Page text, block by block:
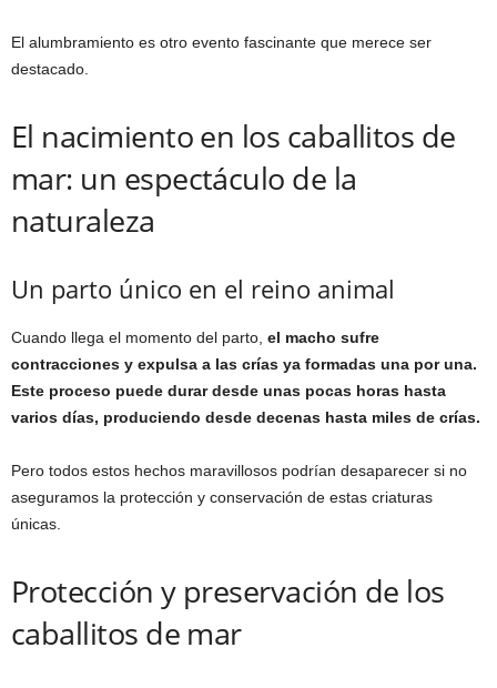
El alumbramiento es otro evento fascinante que merece ser
destacado.
El nacimiento en los caballitos de
mar: un espectáculo de la
naturaleza
Un parto único en el reino animal
Cuando llega el momento del parto, el macho sufre
contracciones y expulsa a las crías ya formadas una por una.
Este proceso puede durar desde unas pocas horas hasta
varios días, produciendo desde decenas hasta miles de crías.
Pero todos estos hechos maravillosos podrían desaparecer si no
aseguramos la protección y conservación de estas criaturas
únicas.
Protección y preservación de los
caballitos de mar